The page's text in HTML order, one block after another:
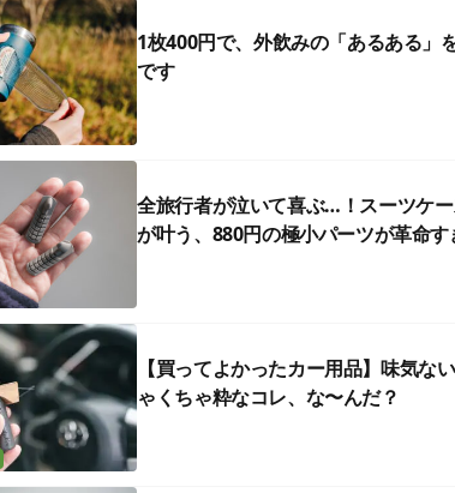
1枚400円で、外飲みの「あるある」
です
全旅行者が泣いて喜ぶ…！スーツケ
が叶う、880円の極小パーツが革命す
【買ってよかったカー用品】味気
ゃくちゃ粋なコレ、な〜んだ？